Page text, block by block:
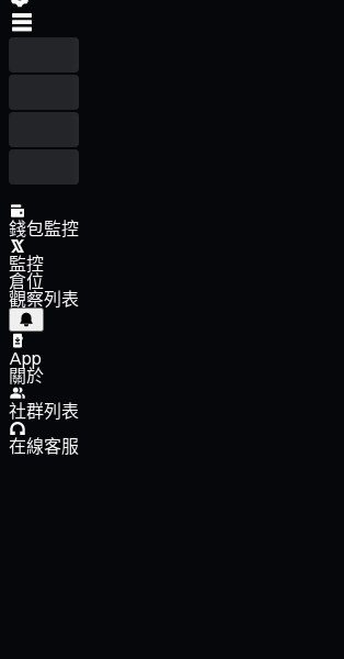
錢包監控
監控
倉位
觀察列表
App
關於
社群列表
在線客服